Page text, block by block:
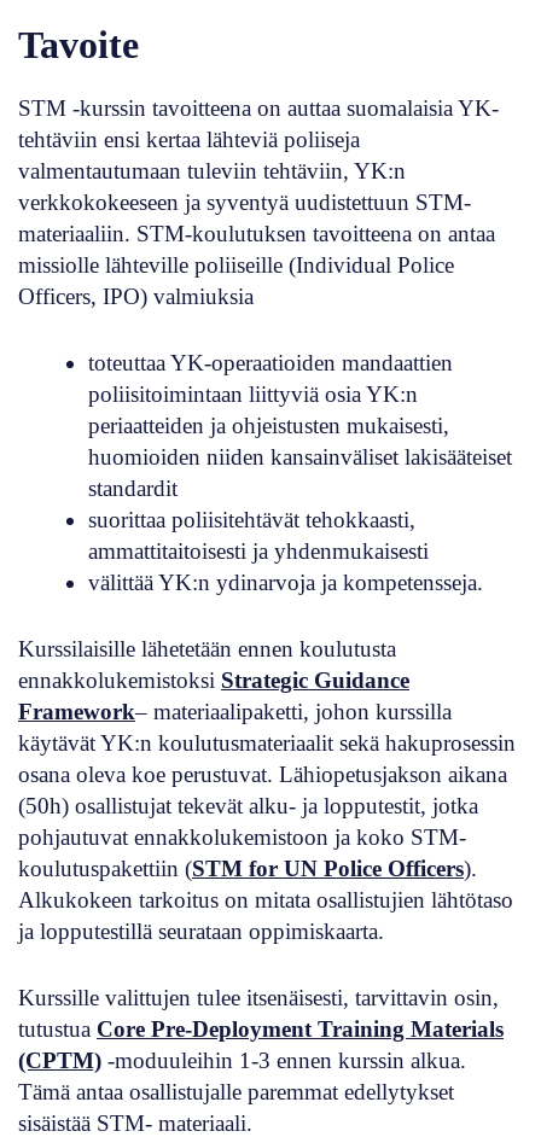
Tavoite
STM -kurssin tavoitteena on auttaa suomalaisia YK-
tehtäviin ensi kertaa lähteviä poliiseja
valmentautumaan tuleviin tehtäviin, YK:n
verkkokokeeseen ja syventyä uudistettuun STM-
materiaaliin. STM-koulutuksen tavoitteena on antaa
missiolle lähteville poliiseille (Individual Police
Officers, IPO) valmiuksia
toteuttaa YK-operaatioiden mandaattien
poliisitoimintaan liittyviä osia YK:n
periaatteiden ja ohjeistusten mukaisesti,
huomioiden niiden kansainväliset lakisääteiset
standardit
suorittaa poliisitehtävät tehokkaasti,
ammattitaitoisesti ja yhdenmukaisesti
välittää YK:n ydinarvoja ja kompetensseja.
Kurssilaisille lähetetään ennen koulutusta
ennakkolukemistoksi Strategic Guidance
Framework– materiaalipaketti, johon kurssilla
käytävät YK:n koulutusmateriaalit sekä hakuprosessin
osana oleva koe perustuvat. Lähiopetusjakson aikana
(50h) osallistujat tekevät alku- ja lopputestit, jotka
pohjautuvat ennakkolukemistoon ja koko STM-
koulutuspakettiin (STM for UN Police Officers).
Alkukokeen tarkoitus on mitata osallistujien lähtötaso
ja lopputestillä seurataan oppimiskaarta.
Kurssille valittujen tulee itsenäisesti, tarvittavin osin,
tutustua Core Pre-Deployment Training Materials
(CPTM) -moduuleihin 1-3 ennen kurssin alkua.
Tämä antaa osallistujalle paremmat edellytykset
sisäistää STM- materiaali.